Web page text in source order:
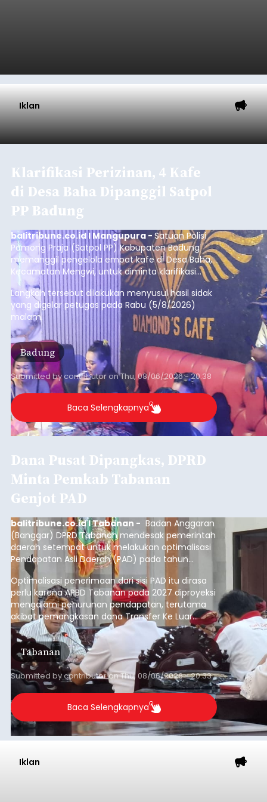
Iklan
Diduga Ilegal, Satpol PP
Hentikan Aktivitas
Pengerukan Lahan di
Temukus
balitribune.co.id I Singaraja -
Pemerintah
Kabupaten Buleleng menghentikan aktivitas
pengerukan lahan di Banjar Dinas Bingin Banjah,
Desa Temukus, Kecamatan Banjar, setelah
ditemukan indikasi kegiatan pengambilan
kawasan.
Buleleng
Submitted bycontributoron Thu, 08/06/2026 - 20:29
Baca Selengkapnya
Belanja 2027 Tembus Rp14
Triliun, DPRD Badung Wanti-
wanti Pemerintah Kelola
Anggaran Secara Cermat
balitribune.co.id | Mangupura- DPRD Badung
bersama Pemerintah Kabupaten Badung
menyepakati Nota Kesepakatan Kebijakan
Umum APBD (KUA) dan Prioritas Plafon Anggaran
Sementara (PPAS) Tahun Anggaran 2027 dalam
rapat paripurna yang digelar di Gedung DPRD
Badung, Kamis (6/8/2026).
Badung